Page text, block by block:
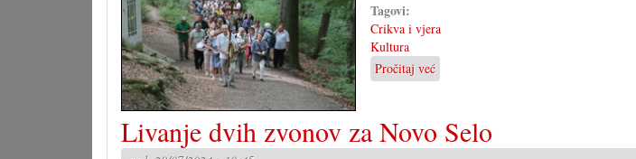
Tagovi:
Crikva i vjera
Kultura
Pročitaj već
25
shodišće
u
Livanje dvih zvonov za Novo Selo